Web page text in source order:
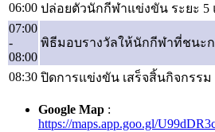
06:00 ปล่อยตัวนักกีฬาแข่งขัน ระยะ 5
07:00
-
08:00
พิธีมอบรางวัลให้นักกีฬาที่ชนะ
08:30 ปิดการแข่งขัน เสร็จสิ้นกิจกรรม
Google Map :
https://maps.app.goo.gl/